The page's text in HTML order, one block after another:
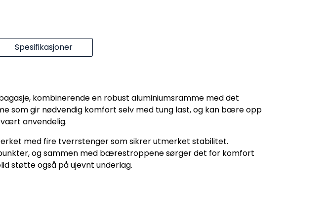
Spesifikasjoner
kombinerende en robust aluminiumsramme med det
som gir nødvendig komfort selv med tung last, og kan bære opp
anvendelig.
med fire tverrstenger som sikrer utmerket stabilitet.
og sammen med bærestroppene sørger det for komfort
støtte også på ujevnt underlag.